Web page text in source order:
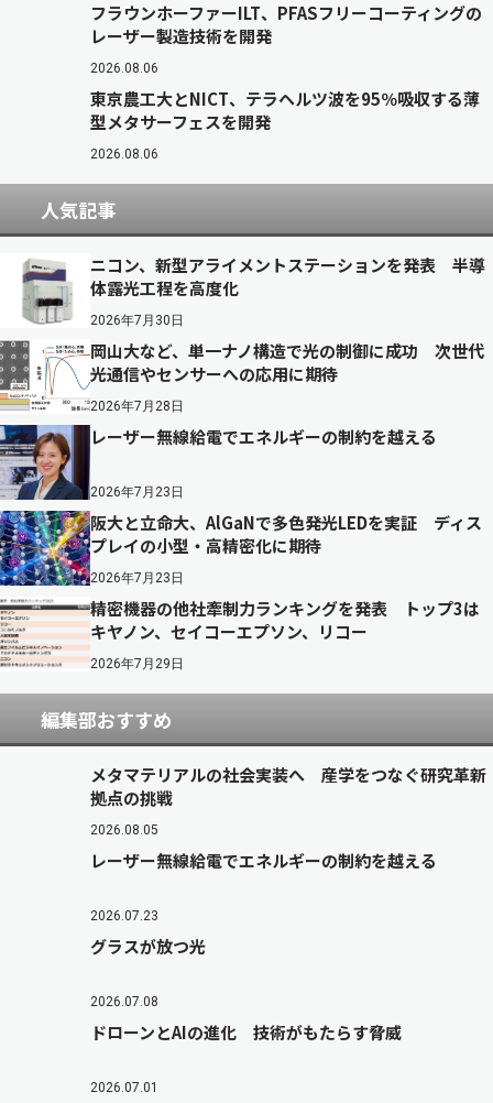
フラウンホーファーILT、PFASフリーコーティングの
レーザー製造技術を開発
2026.08.06
東京農工大とNICT、テラヘルツ波を95％吸収する薄
型メタサーフェスを開発
2026.08.06
人気記事
ニコン、新型アライメントステーションを発表 半導
体露光工程を高度化
2026年7月30日
岡山大など、単一ナノ構造で光の制御に成功 次世代
光通信やセンサーへの応用に期待
2026年7月28日
レーザー無線給電でエネルギーの制約を越える
2026年7月23日
阪大と立命大、AlGaNで多色発光LEDを実証 ディス
プレイの小型・高精密化に期待
2026年7月23日
精密機器の他社牽制力ランキングを発表 トップ3は
キヤノン、セイコーエプソン、リコー
2026年7月29日
編集部おすすめ
メタマテリアルの社会実装へ 産学をつなぐ研究革新
拠点の挑戦
2026.08.05
レーザー無線給電でエネルギーの制約を越える
2026.07.23
グラスが放つ光
2026.07.08
ドローンとAIの進化 技術がもたらす脅威
2026.07.01